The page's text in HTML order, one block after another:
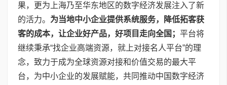
果，更为上海乃至华东地区的数字经济发展注入了新
的活力。 为当地中小企业提供系统服务，降低拓客获
客的成本，让企业好产品，好项目走向全国； 平台将
继续秉承“找企业高端资源，就上对接名人平台”的理
念，致力于成为全球资源对接和价值交易的最大平
台，为中小企业的发展赋能，共同推动中国数字经济